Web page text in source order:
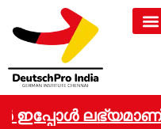
ലഭ്യമാണ്